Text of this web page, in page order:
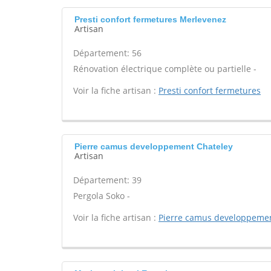
Presti confort fermetures Merlevenez
Artisan
Département: 56
Rénovation électrique complète ou partielle -
Voir la fiche artisan : Presti confort fermetures
Pierre camus developpement Chateley
Artisan
Département: 39
Pergola Soko -
Voir la fiche artisan : Pierre camus